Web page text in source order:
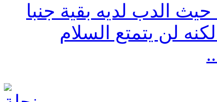
الدب لديه بقية جنبا
لن يتمتع السلام